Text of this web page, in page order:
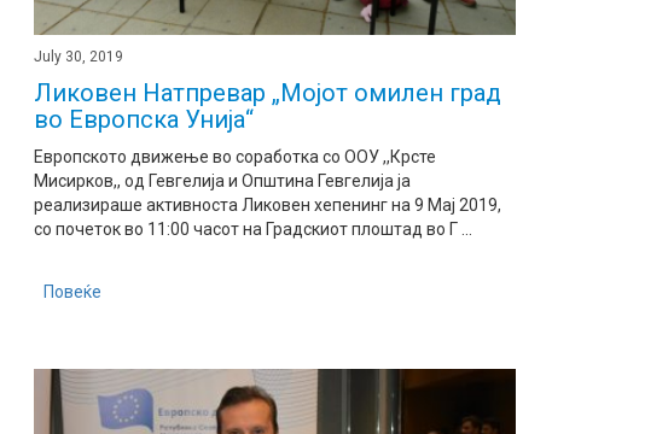
July 30, 2019
Ликовен Натпревар „Мојот омилен град
во Европска Унија“
Европското движење во соработка со ООУ ,,Крсте
Мисирков,, од Гевгелија и Општина Гевгелија ја
реализираше активноста Ликовен хепенинг на 9 Мај 2019,
со почеток во 11:00 часот на Градскиот плоштад во Г ...
Повеќе